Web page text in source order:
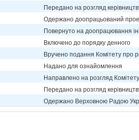
Передано на розгляд
Одержано доопрацьований
Повернуто на доопрацювання
Включено до порядку денного
Вручено подання Комітету про
Надано для ознайомлення
Направлено на розгляд Комітету
Передано на розгляд
Одержано Верховною Радою